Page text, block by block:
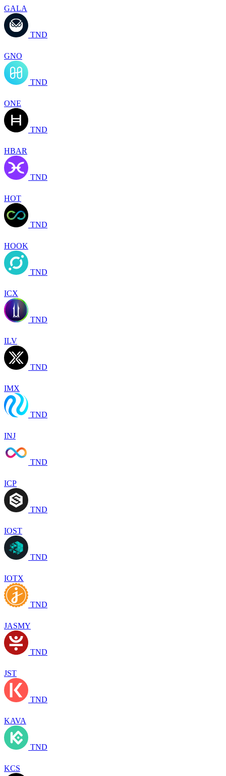
GALA
TND
GNO
TND
ONE
TND
HBAR
TND
HOT
TND
HOOK
TND
ICX
TND
ILV
TND
IMX
TND
INJ
TND
ICP
TND
IOST
TND
IOTX
TND
JASMY
TND
JST
TND
KAVA
TND
KCS